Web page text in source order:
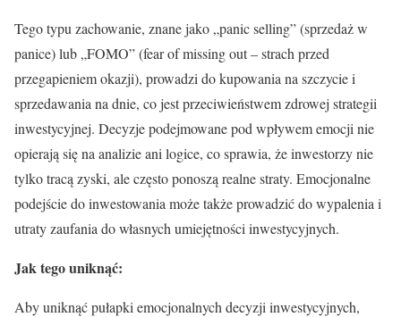
Tego typu zachowanie, znane jako „panic selling” (sprzedaż w
panice) lub „FOMO” (fear of missing out – strach przed
przegapieniem okazji), prowadzi do kupowania na szczycie i
sprzedawania na dnie, co jest przeciwieństwem zdrowej strategii
inwestycyjnej. Decyzje podejmowane pod wpływem emocji nie
opierają się na analizie ani logice, co sprawia, że inwestorzy nie
tylko tracą zyski, ale często ponoszą realne straty. Emocjonalne
podejście do inwestowania może także prowadzić do wypalenia i
utraty zaufania do własnych umiejętności inwestycyjnych.
Jak tego uniknąć:
Aby uniknąć pułapki emocjonalnych decyzji inwestycyjnych,